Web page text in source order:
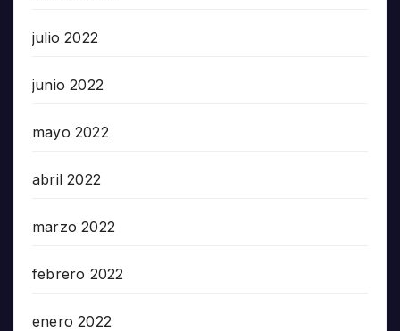
julio 2022
junio 2022
mayo 2022
abril 2022
marzo 2022
febrero 2022
enero 2022